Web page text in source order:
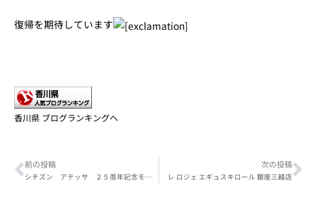
復帰を期待しています
香川県 ブログランキングへ
Prev
前の投稿
シチズン アテッサ ２５周年記念モデル 発売
次の投稿
レ ロジェ エギュスキロール 銀座三越店